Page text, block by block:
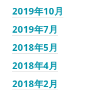
2019年10月
2019年7月
2018年5月
2018年4月
2018年2月